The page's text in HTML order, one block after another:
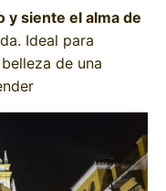
y siente el alma de
Ideal para
de una